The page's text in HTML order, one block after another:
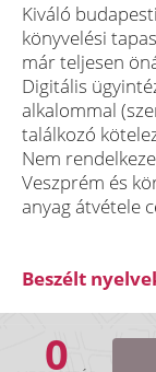
Kiváló
könyvelési
már teljesen
Digitális
alkalommal
találkozó
Nem
Veszprém és
anyag átvétele
Beszélt
0